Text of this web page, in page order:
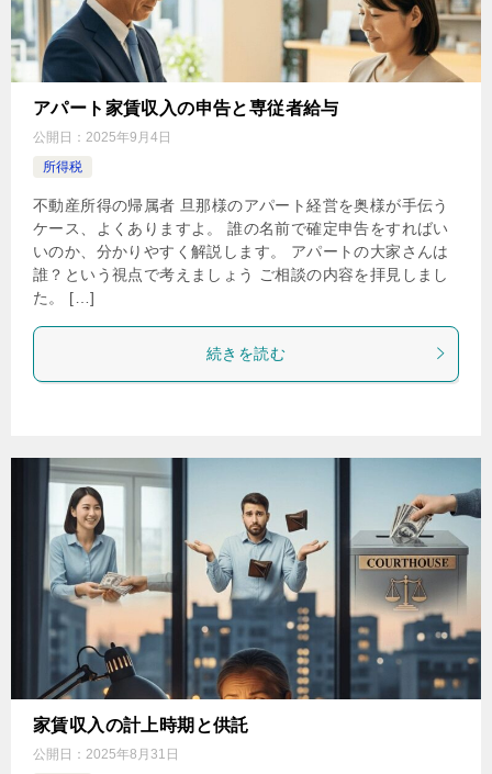
アパート家賃収入の申告と専従者給与
公開日： 2025年9月4日
所得税
不動産所得の帰属者 旦那様のアパート経営を奥様が手伝う
ケース、よくありますよ。 誰の名前で確定申告をすればい
いのか、分かりやすく解説します。 アパートの大家さんは
誰？という視点で考えましょう ご相談の内容を拝見しまし
た。 […]
続きを読む
家賃収入の計上時期と供託
公開日： 2025年8月31日